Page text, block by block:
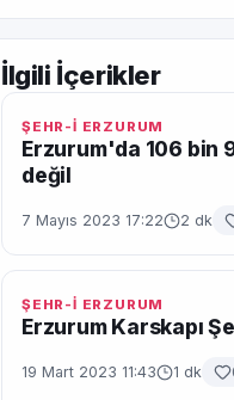
İlgili İçerikler
ŞEHR-İ ERZURUM
Erzurum'da 106 bin
değil
7 Mayıs 2023 17:22 2 dk
ŞEHR-İ ERZURUM
Erzurum Karskapı
19 Mart 2023 11:43 1 dk